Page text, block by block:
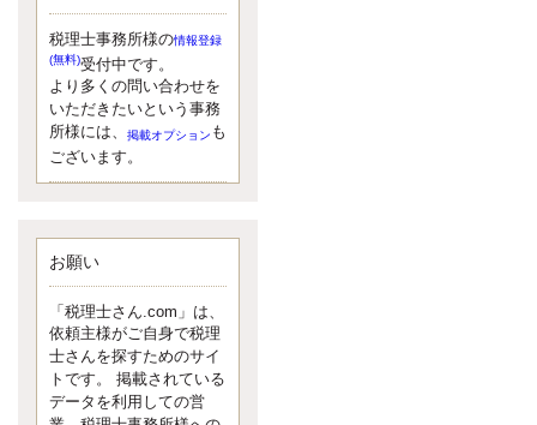
湘南BUN税理士事務所
湘南のぽっちゃり女性税理
士松村文子と湘南ＢＵ
また最近、税理士試験のご相談を
受けることおおくなりました。受
験申し込み受け付け開始になるか
ダメと思う前に、全力で勝負して
みたいです！
京都のやわらか女性税理
イクメン税理士による税金
ブログです。
税理士事務所様の情報登録
(無料)受付中です。
より多くの問い合わせを
いただきたいという事務
所様には、
掲載オプション も
ございます。
お願い
「税理士さん.com」は、
依頼主様がご自身で税理
士さんを探すためのサイ
トです。 掲載されている
データを利用しての営